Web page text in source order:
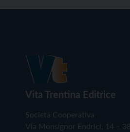
Vita Trentina Editrice
Società Cooperativa
Via Monsignor Endrici, 14 –